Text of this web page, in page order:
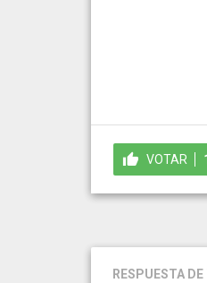
VOTAR 1
RESPUESTA